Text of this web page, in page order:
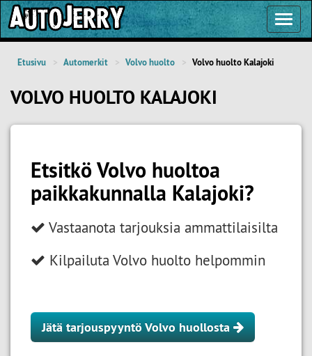
Etusivu Automerkit Volvo huolto Volvo huolto Kalajoki
VOLVO HUOLTO KALAJOKI
Etsitkö Volvo huoltoa
paikkakunnalla Kalajoki?
Vastaanota tarjouksia ammattilaisilta
Kilpailuta Volvo huolto helpommin
Jätä tarjouspyyntö Volvo huollosta